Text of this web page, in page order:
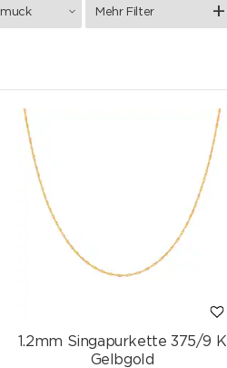
Mehr Filter
1.2mm Singapurkette 375/9 K
Gelbgold